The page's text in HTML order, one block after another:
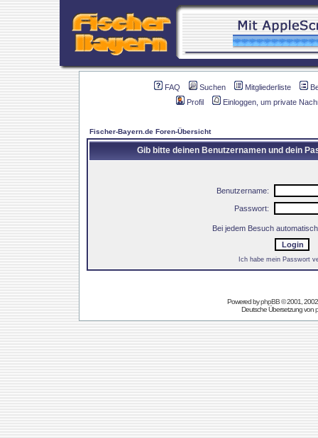
FAQ Suchen Mitgliederliste
Profil
Einloggen, um private
Fischer-Bayern.de Foren-Übersicht
Gib bitte deinen Benutzernamen und dein
Benutzername:
Passwort:
Bei jedem Besuch
Ich habe mein Passwort
Powered byphpBB© 2001,
Deutsche Übersetzung von